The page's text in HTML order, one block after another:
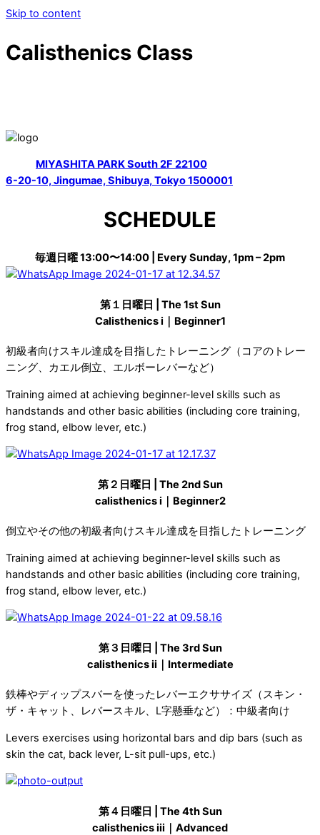
Skip to content
Calisthenics Class
MIYASHITA PARK South 2F 22100
6-20-10, Jingumae, Shibuya, Tokyo 1500001
SCHEDULE
毎週日曜 13:00〜14:00 | Every Sunday, 1pm – 2pm
第１日曜日 | The 1st Sun
Calisthenics i｜Beginner1
初級者向けスキル達成を目指したトレーニング（コアのトレー
ニング、カエル倒立、エルボーレバーなど）
Training aimed at achieving beginner-level skills such as
handstands and other basic abilities (including core training,
frog stand, elbow lever, etc.)
第２日曜日 | The 2nd Sun
calisthenics i｜Beginner2
倒立やその他の初級者向けスキル達成を目指したトレーニング
Training aimed at achieving beginner-level skills such as
handstands and other basic abilities (including core training,
frog stand, elbow lever, etc.)
第３日曜日 | The 3rd Sun
calisthenics ii｜Intermediate
鉄棒やディップスバーを使ったレバーエクササイズ（スキン・
ザ・キャット、レバースキル、L字懸垂など）：中級者向け
Levers exercises using horizontal bars and dip bars (such as
skin the cat, back lever, L-sit pull-ups, etc.)
第４日曜日 | The 4th Sun
calisthenics iii｜Advanced